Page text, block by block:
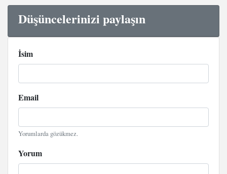
Düşüncelerinizi paylaşın
İsim
Email
Yorumlarda gözükmez.
Yorum